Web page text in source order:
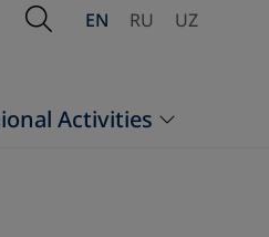
Open Search
EN RU UZ
Activities